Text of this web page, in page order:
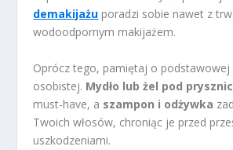
demakijażu poradzi sobie nawet z
wodoodpornym makijażem.
Oprócz tego, pamiętaj o podstawowej
osobistej. Mydło lub żel pod prysznic
must-have, a szampon i odżywka
Twoich włosów, chroniąc je przed
uszkodzeniami.